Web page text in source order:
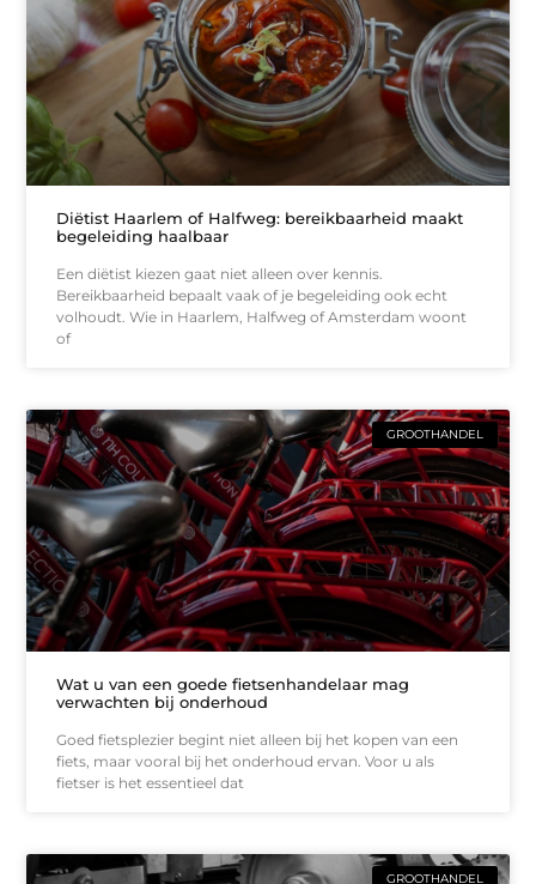
Diëtist Haarlem of Halfweg: bereikbaarheid maakt
begeleiding haalbaar
Een diëtist kiezen gaat niet alleen over kennis.
Bereikbaarheid bepaalt vaak of je begeleiding ook echt
volhoudt. Wie in Haarlem, Halfweg of Amsterdam woont
of
GROOTHANDEL
Wat u van een goede fietsenhandelaar mag
verwachten bij onderhoud
Goed fietsplezier begint niet alleen bij het kopen van een
fiets, maar vooral bij het onderhoud ervan. Voor u als
fietser is het essentieel dat
GROOTHANDEL